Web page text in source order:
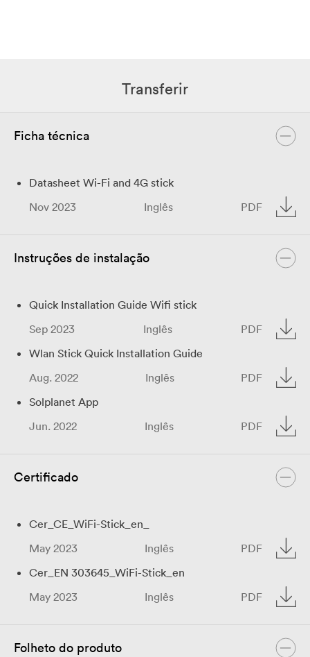
Transferir
Ficha técnica
Datasheet Wi-Fi and 4G stick
Nov 2023
Inglês PDF
Instruções de instalação
Quick Installation Guide Wifi stick
Sep 2023
Inglês
PDF
Wlan Stick Quick Installation Guide
Aug. 2022
Inglês
PDF
Solplanet App
Jun. 2022
Inglês PDF
Certificado
Cer_CE_WiFi-Stick_en_
May 2023
Inglês
PDF
Cer_EN 303645_WiFi-Stick_en
May 2023
Inglês PDF
Folheto do produto